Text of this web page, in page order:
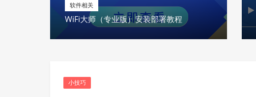
软件相关
WiFi大师（专业版）安装部署教程
小技巧